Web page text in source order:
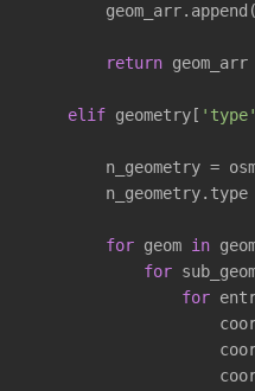
return geom_arr
elif geometry[ 'type'
n_geometry =
n_geometry.type
for geom in
for
for